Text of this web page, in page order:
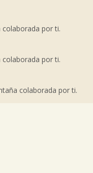
colaborada por ti.
colaborada por ti.
colaborada por ti.